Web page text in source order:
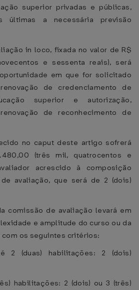
superior privadas e públicas,
últimas a necessária previsão
in loco, fixada no valor de R$
e sessenta reais), será
em que for solicitado
de credenciamento de
superior e autorização,
de reconhecimento de
no caput deste artigo sofrerá
(três mil, quatrocentos e
acrescido à composição
avaliação, que será de 2 (dois)
comissão de avaliação levará em
e amplitude do curso ou da
os seguintes critérios:
(duas) habilitações: 2 (dois)
habilitações: 2 (dois) ou 3 (três)